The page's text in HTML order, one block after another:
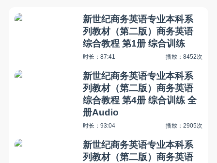
新世纪商务英语专业本科系
列教材（第二版）商务英语
综合教程 第1册 综合训练
时长：87:41 播放：8452次
新世纪商务英语专业本科系
列教材（第二版）商务英语
综合教程 第4册 综合训练 全
册Audio
时长：93:04 播放：2905次
新世纪商务英语专业本科系
列教材（第二版）商务英语